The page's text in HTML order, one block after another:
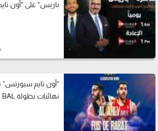
باريس" على "أون
"أون تايم
نهائيات بطولة BAL لكرة السلة